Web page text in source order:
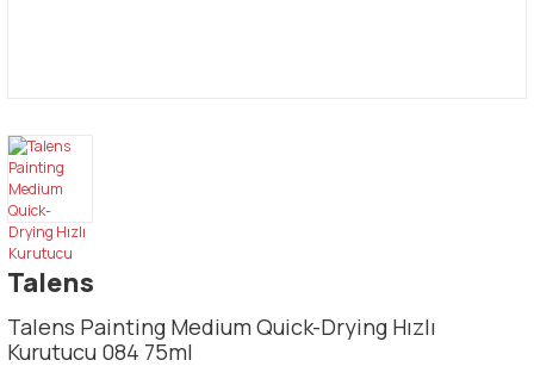
Talens
Talens Painting Medium Quick-Drying Hızlı
Kurutucu 084 75ml